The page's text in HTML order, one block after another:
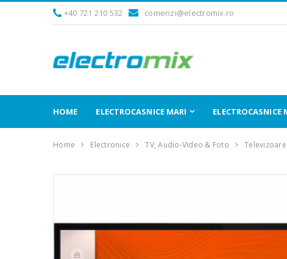
+40 721 210 532 comenzi@electromix.ro
HOME ELECTROCASNICE MARI ELECTROCASNICE
Home Electronice TV, Audio-Video & Foto Televizoare